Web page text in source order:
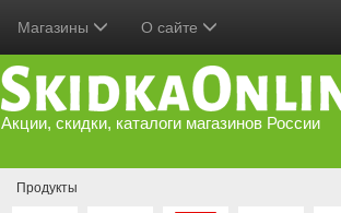
Магазины О сайте
Акции, скидки, каталоги магазинов России
Продукты